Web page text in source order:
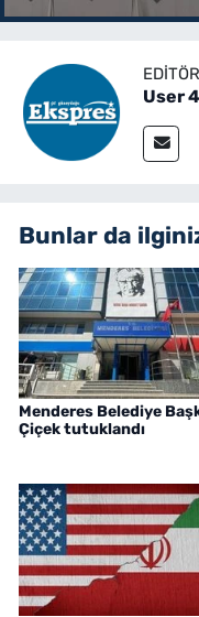
User
Bunlar da
Menderes Belediye
Çiçek tutuklandı